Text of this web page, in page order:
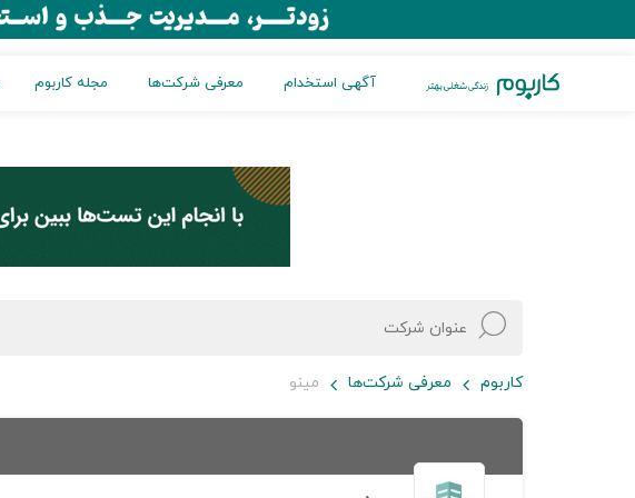
آگهی استخدام معرفی شرکت‌ها مجله کاربوم
کاربوم معرفی شرکت‌ها مینو